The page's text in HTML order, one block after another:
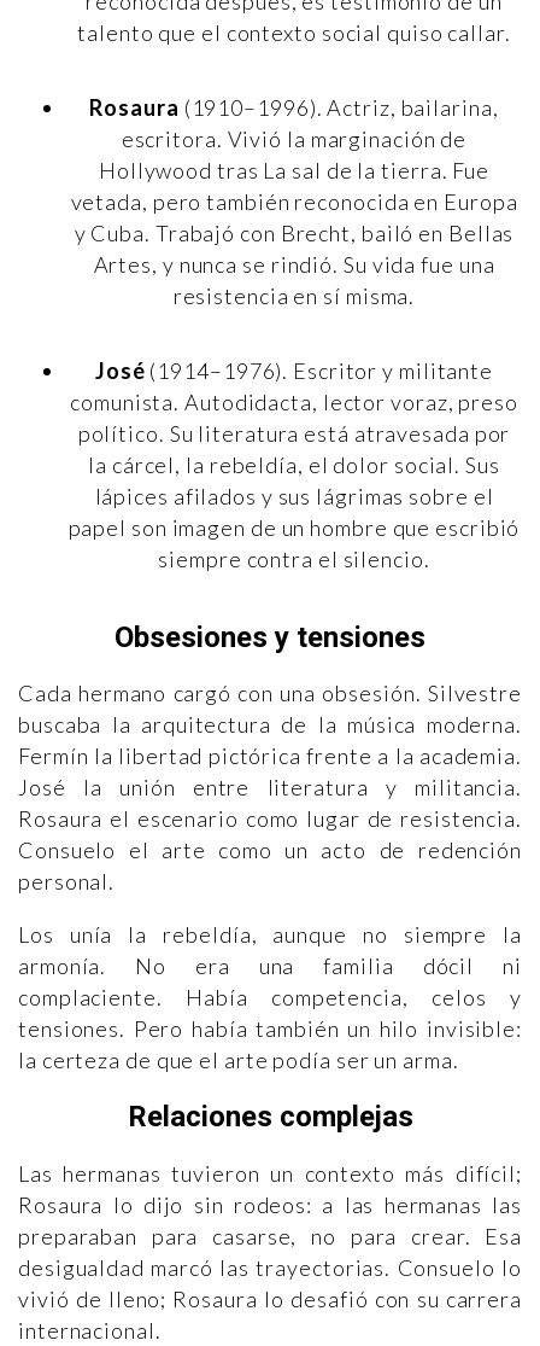
talento que el contexto social quiso callar.
Rosaura (1910–1996). Actriz, bailarina,
escritora. Vivió la marginación de
Hollywood tras La sal de la tierra. Fue
vetada, pero también reconocida en Europa
y Cuba. Trabajó con Brecht, bailó en Bellas
Artes, y nunca se rindió. Su vida fue una
resistencia en sí misma.
José (1914–1976). Escritor y militante
comunista. Autodidacta, lector voraz, preso
político. Su literatura está atravesada por
la cárcel, la rebeldía, el dolor social. Sus
lápices afilados y sus lágrimas sobre el
papel son imagen de un hombre que escribió
siempre contra el silencio.
Obsesiones y tensiones
Cada hermano cargó con una obsesión. Silvestre
buscaba la arquitectura de la música moderna.
Fermín la libertad pictórica frente a la academia.
José la unión entre literatura y militancia.
Rosaura el escenario como lugar de resistencia.
Consuelo el arte como un acto de redención
personal.
Los unía la rebeldía, aunque no siempre la
armonía. No era una familia dócil ni
complaciente. Había competencia, celos y
tensiones. Pero había también un hilo invisible:
la certeza de que el arte podía ser un arma.
Relaciones complejas
Las hermanas tuvieron un contexto más difícil;
Rosaura lo dijo sin rodeos: a las hermanas las
preparaban para casarse, no para crear. Esa
desigualdad marcó las trayectorias. Consuelo lo
vivió de lleno; Rosaura lo desafió con su carrera
internacional.